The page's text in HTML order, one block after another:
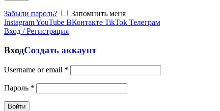
Забыли пароль?
Запомнить меня
InstagramYouTube ВКонтакте TikTok Телеграм
Вход / Регистрация
ВходСоздать аккаунт
Username or email *
Пароль *
Войти